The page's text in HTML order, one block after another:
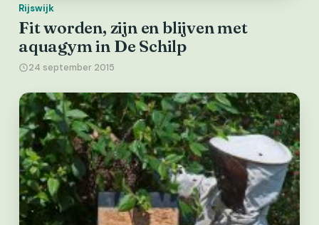
Rijswijk
Fit worden, zijn en blijven met
aquagym in De Schilp
24 september 2015